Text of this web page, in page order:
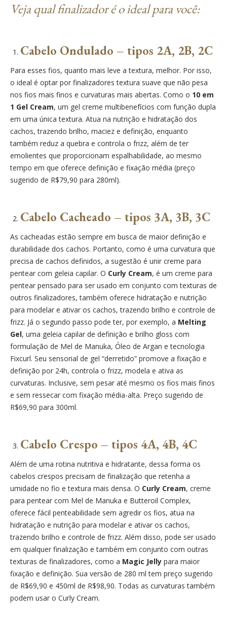
Veja qual finalizador é o ideal para você:
Cabelo Ondulado – tipos 2A, 2B, 2C
Para esses fios, quanto mais leve a textura, melhor. Por isso,
o ideal é optar por finalizadorestextura suave que não pesa
nos fios mais finos e curvaturas mais abertas. Como o 10 em
1 Gel Cream, um gel creme multibenefícios com função dupla
em uma única textura. Atua na nutrição e hidratação dos
cachos, trazendo brilho, maciez e definição, enquanto
também reduz a quebra e controla o frizz, além de ter
emolientes que proporcionam espalhabilidade, ao mesmo
tempo em que oferece definição e fixação média (preço
sugerido de R$79,90 para 280ml).
Cabelo Cacheado – tipos 3A, 3B, 3C
As cacheadas estão sempre em busca de maior definição e
durabilidade dos cachos. Portanto, como é uma curvatura que
precisa de cachos definidos, a sugestão é unir creme para
pentear com geleia capilar. O Curly Cream, é um creme para
pentear pensado para ser usado em conjunto com texturas de
outros finalizadores, também oferece hidratação e nutrição
para modelar e ativar os cachos, trazendo brilho e controle de
frizz. Já o segundo passo pode ter, por exemplo, a Melting
Gel, uma geleia capilar de definição e brilho gloss com
formulação de Mel de Manuka, Óleo de Argan e tecnologia
Fixcurl. Seu sensorial de gel “derretido” promove a fixação e
definição por 24h, controla o frizz, modela e ativa as
curvaturas. Inclusive, sem pesar até mesmo os fios mais finos
e sem ressecar com fixação média-alta. Preço sugerido de
R$69,90 para 300ml.
Cabelo Crespo – tipos 4A, 4B, 4C
Além de uma rotina nutritiva e hidratante, dessa forma os
cabelos crespos precisam de finalização que retenha a
umidade no fio e textura mais densa. O Curly Cream, creme
para pentear com Mel de Manuka e Butteroil Complex,
oferece fácil penteabilidade sem agredir os fios, atua na
hidratação e nutrição para modelar e ativar os cachos,
trazendo brilho e controle de frizz. Além disso, pode ser usado
em qualquer finalização e também em conjunto com outras
texturas de finalizadores, como a Magic Jelly para maior
fixação e definição. Sua versão de 280 ml tem preço sugerido
de R$69,90 e 450ml de R$98,90. Todas as curvaturas também
podem usar o Curly Cream.